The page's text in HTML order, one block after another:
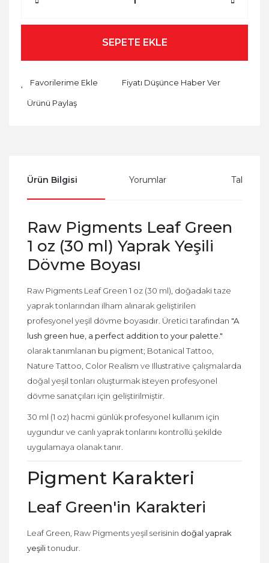
SEPETE EKLE
Fiyatı Düşünce Haber Ver
Ürünü Paylaş
Ürün Bilgisi Yorumlar Taksit
Raw Pigments Leaf Green
1 oz (30 ml) Yaprak Yeşili
Dövme Boyası
Raw Pigments Leaf Green 1 oz (30 ml), doğadaki taze
yaprak tonlarından ilham alınarak geliştirilen
profesyonel yeşil dövme boyasıdır. Üretici tarafından "A
lush green hue, a perfect addition to your palette."
olarak tanımlanan bu pigment; Botanical Tattoo,
Nature Tattoo, Color Realism ve Illustrative çalışmalarda
doğal yeşil tonları oluşturmak isteyen profesyonel
dövme sanatçıları için geliştirilmiştir.
30 ml (1 oz) hacmi günlük profesyonel kullanım için
uygundur ve canlı yaprak tonlarını kontrollü şekilde
uygulamaya olanak tanır.
Pigment Karakteri
Leaf Green'in Karakteri
Leaf Green, Raw Pigments yeşil serisinin doğal yaprak
yeşilitonudur.